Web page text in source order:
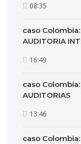
08:35
caso Colombia:
AUDITORIA
16:49
caso Colombia:
AUDITORIAS
13:46
caso Colombia: